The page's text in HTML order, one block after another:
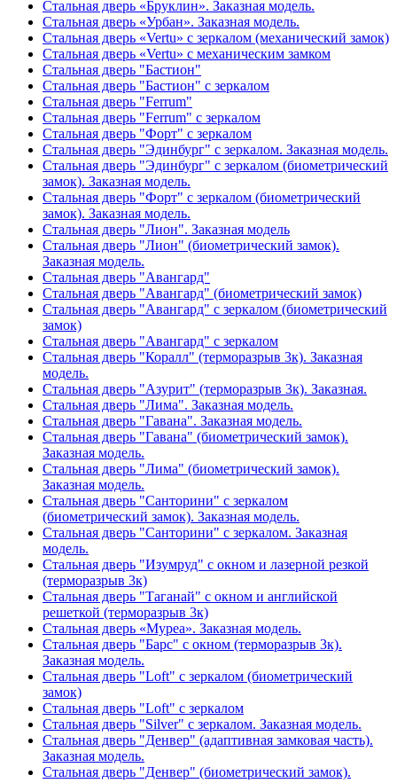
Стальная дверь «Бруклин». Заказная модель.
Стальная дверь «Урбан». Заказная модель.
Стальная дверь «Vertu» с зеркалом (механический замок)
Стальная дверь «Vertu» с механическим замком
Стальная дверь "Бастион"
Стальная дверь "Бастион" с зеркалом
Стальная дверь "Ferrum"
Стальная дверь "Ferrum" с зеркалом
Стальная дверь "Форт" с зеркалом
Стальная дверь "Эдинбург" с зеркалом. Заказная модель.
Стальная дверь "Эдинбург" с зеркалом (биометрический
замок). Заказная модель.
Стальная дверь "Форт" с зеркалом (биометрический
замок). Заказная модель.
Стальная дверь "Лион". Заказная модель
Стальная дверь "Лион" (биометрический замок).
Заказная модель.
Стальная дверь "Авангард"
Стальная дверь "Авангард" (биометрический замок)
Стальная дверь "Авангард" с зеркалом (биометрический
замок)
Стальная дверь "Авангард" с зеркалом
Стальная дверь "Коралл" (терморазрыв 3к). Заказная
модель.
Стальная дверь "Азурит" (терморазрыв 3к). Заказная.
Стальная дверь "Лима". Заказная модель.
Стальная дверь "Гавана". Заказная модель.
Стальная дверь "Гавана" (биометрический замок).
Заказная модель.
Стальная дверь "Лима" (биометрический замок).
Заказная модель.
Стальная дверь "Санторини" с зеркалом
(биометрический замок). Заказная модель.
Стальная дверь "Санторини" с зеркалом. Заказная
модель.
Стальная дверь "Изумруд" с окном и лазерной резкой
(терморазрыв 3к)
Стальная дверь "Таганай" с окном и английской
решеткой (терморазрыв 3к)
Стальная дверь «Муреа». Заказная модель.
Стальная дверь "Барс" с окном (терморазрыв 3к).
Заказная модель.
Стальная дверь "Loft" с зеркалом (биометрический
замок)
Стальная дверь "Loft" с зеркалом
Стальная дверь "Silver" с зеркалом. Заказная модель.
Стальная дверь "Денвер" (адаптивная замковая часть).
Заказная модель.
Стальная дверь "Денвер" (биометрический замок).